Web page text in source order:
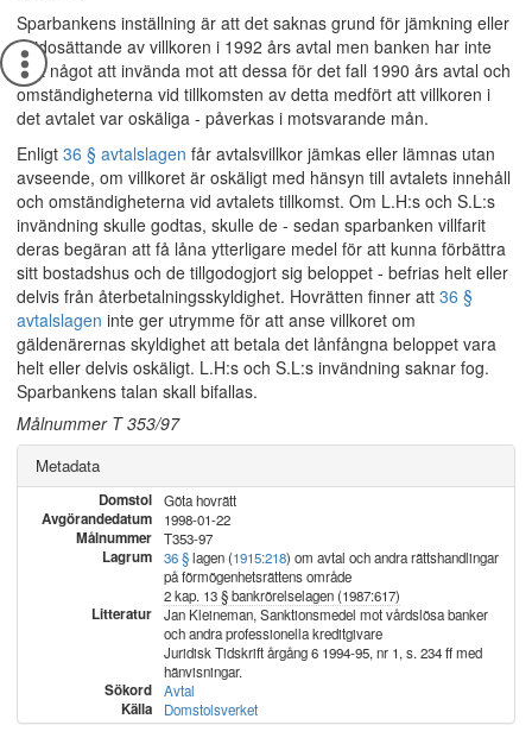
Sparbankens inställning är att det saknas grund för jämkning eller
åsidosättande av villkoren i 1992 års avtal men banken har inte
haft något att invända mot att dessa för det fall 1990 års avtal och
omständigheterna vid tillkomsten av detta medfört att villkoren i
det avtalet var oskäliga - påverkas i motsvarande mån.
Enligt 36 § avtalslagen får avtalsvillkor jämkas eller lämnas utan
avseende, om villkoret är oskäligt med hänsyn till avtalets innehåll
och omständigheterna vid avtalets tillkomst. Om L.H:s och S.L:s
invändning skulle godtas, skulle de - sedan sparbanken villfarit
deras begäran att få låna ytterligare medel för att kunna förbättra
sitt bostadshus och de tillgodogjort sig beloppet - befrias helt eller
delvis från återbetalningsskyldighet. Hovrätten finner att 36 §
avtalslagen inte ger utrymme för att anse villkoret om
gäldenärernas skyldighet att betala det lånfångna beloppet vara
helt eller delvis oskäligt. L.H:s och S.L:s invändning saknar fog.
Sparbankens talan skall bifallas.
Målnummer T 353/97
Metadata
Domstol Göta hovrätt
Avgörandedatum 1998-01-22
Målnummer T353-97
Lagrum 36 §lagen (1915:218) om avtal och andra rättshandlingar
på förmögenhetsrättens område
2 kap. 13 § bankrörelselagen (1987:617)
Litteratur
Jan Kleineman, Sanktionsmedel mot vårdslösa banker
och andra professionella kreditgivare
Juridisk Tidskrift årgång 6 1994-95, nr 1, s. 234 ff med
hänvisningar.
Sökord Avtal
Källa Domstolsverket